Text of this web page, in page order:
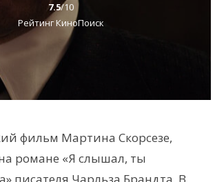
7.5/10
Рейтинг КиноПоиск
фильм Мартина Скорсезе,
романе «Я слышал, ты